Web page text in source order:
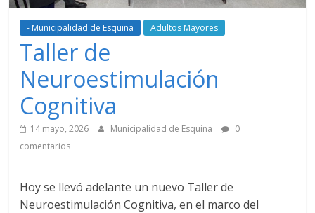
- Municipalidad de Esquina Adultos Mayores
Taller de
Neuroestimulación
Cognitiva
14 mayo, 2026 Municipalidad de Esquina
0
comentarios
Hoy se llevó adelante un nuevo Taller de
Neuroestimulación Cognitiva, en el marco del